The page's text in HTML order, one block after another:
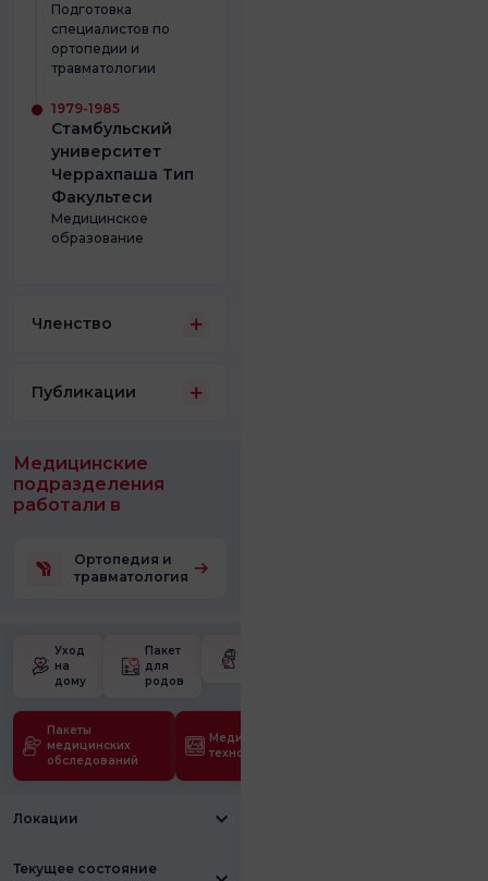
Подготовка
специалистов по
ортопедии и
травматологии
1979-1985
Стамбульский
университет
Черрахпаша Тип
Факультеси
Медицинское
образование
Членство
Публикации
Медицинские
подразделения
работали в
Ортопедия и
травматология
Уход
на
дому
Пакет
для
родов
Пакеты
медицинских
обследований
Медицинские
технологии
Локации
Текущее состояние